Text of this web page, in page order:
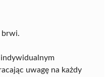
brwi.
uwagę na każdy